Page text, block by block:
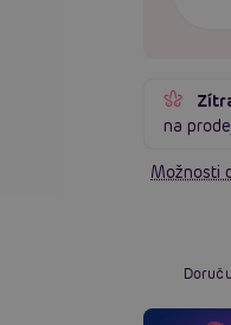
na
Možnosti